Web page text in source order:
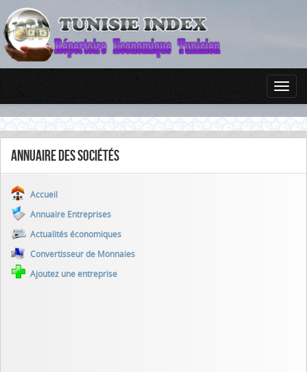
Annuaire des sociétés
Accueil
Annuaire Entreprises
Actualités économiques
Convertisseur de Monnaies
Ajoutez une entreprise